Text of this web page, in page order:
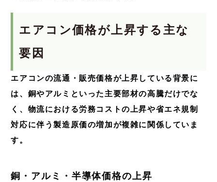
エアコン価格が上昇する主な
要因
エアコンの流通・販売価格が上昇している背景に
は、銅やアルミといった主要部材の高騰だけでな
く、物流における労務コストの上昇や省エネ規制
対応に伴う製造原価の増加が複雑に関係していま
す。
銅・アルミ・半導体価格の上昇